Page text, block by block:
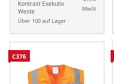
Kontrast Exekutiv
Weste
Über 100 auf Lager
MwSt
C376